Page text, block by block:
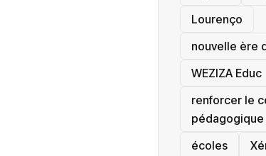
Lourenço
nouvelle ère
‎WEZIZA Educ
renforcer le
pédagogique
écoles